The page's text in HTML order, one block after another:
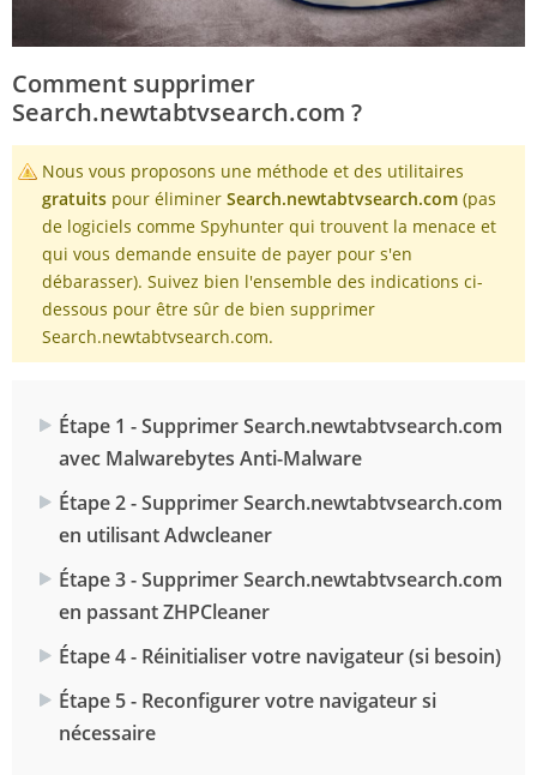
Comment supprimer
Search.newtabtvsearch.com ?
Nous vous proposons une méthode et des utilitaires
gratuits pour éliminer Search.newtabtvsearch.com (pas
de logiciels comme Spyhunter qui trouvent la menace et
qui vous demande ensuite de payer pour s'en
débarasser). Suivez bien l'ensemble des indications ci-
dessous pour être sûr de bien supprimer
Search.newtabtvsearch.com.
Étape 1 - Supprimer Search.newtabtvsearch.com
avec Malwarebytes Anti-Malware
Étape 2 - Supprimer Search.newtabtvsearch.com
en utilisant Adwcleaner
Étape 3 - Supprimer Search.newtabtvsearch.com
en passant ZHPCleaner
Étape 4 - Réinitialiser votre navigateur (si besoin)
Étape 5 - Reconfigurer votre navigateur si
nécessaire